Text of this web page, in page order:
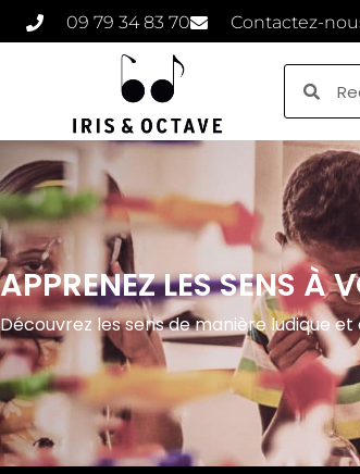
09 79 34 83 70 Contactez-
APPRENEZ LES SENS À
Découvrez les sens de manière ludique